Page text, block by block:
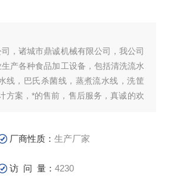
，诸城市鼎诚机械有限公司，我公司
产各种食品加工设备，包括清洗流水
线，巴氏杀菌线，蒸煮流水线，洗筐
方案，*的售前，售后服务，真诚的欢
厂商性质：生产厂家
访 问 量：4230